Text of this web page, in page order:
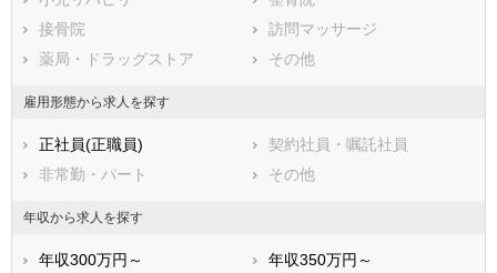
広島県
徳島県
香川県
愛媛県
鹿児島県
接骨院
訪問マッサージ
薬局・ドラッグストア
その他
雇用形態から求人を探す
正社員(正職員)
契約社員・嘱託社員
非常勤・パート
その他
年収から求人を探す
年収300万円～
年収350万円～